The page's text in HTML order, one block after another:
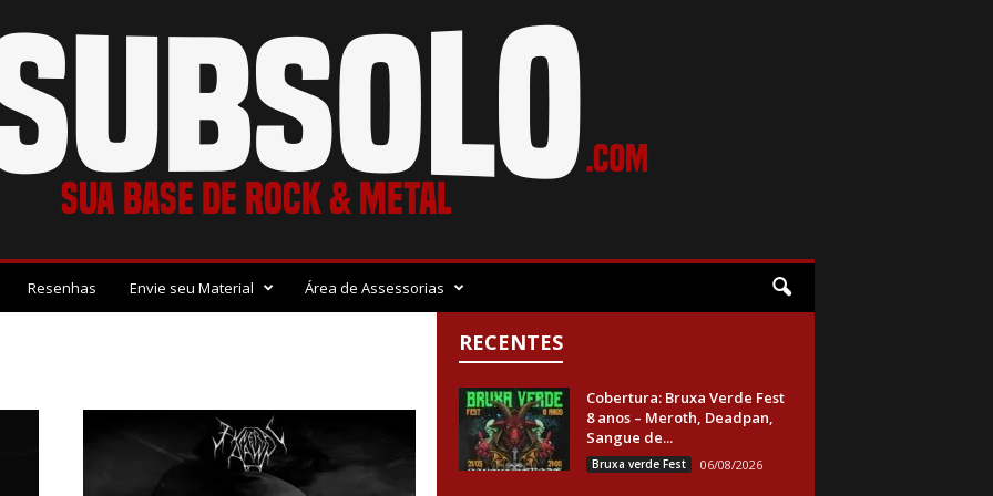
Resenhas Envie seu Material Área de Assessorias
RECENTES
Cobertura: Bruxa Verde Fest
8 anos – Meroth, Deadpan,
Sangue de...
Bruxa verde Fest 06/08/2026